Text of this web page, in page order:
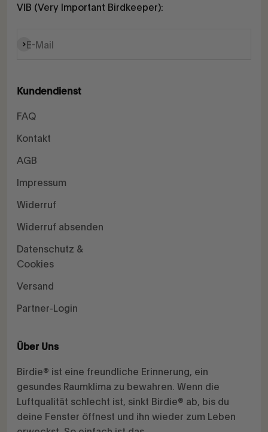
VIB (Very Important Birdkeeper):
E-Mail
Abonnieren
Kundendienst
FAQ
Kontakt
AGB
Impressum
Widerruf
Widerruf absenden
Datenschutz &
Cookies
Versand
Partner-Login
Über Uns
Birdie® ist eine freundliche Erinnerung, ein
gesundes Raumklima zu bewahren. Wenn die
Luftqualität schlecht ist, sinkt Birdie® ab, bis du
deine Fenster öffnest und ihn wieder zum Leben